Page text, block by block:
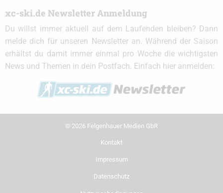
xc-ski.de Newsletter Anmeldung
Du willst immer aktuell auf dem Laufenden bleiben? Dann
melde dich für unseren Newsletter an. Während der Saison
erhältst du damit immer einmal pro Woche die wichtigsten
News und Themen in dein Postfach. Einfach hier anmelden:
© 2026 Felgenhauer Medien GbR
Kontakt
Impressum
Datenschutz